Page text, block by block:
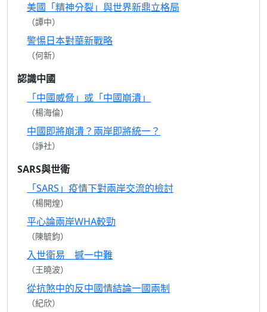
美國「精神分裂」與世界新鼎立格局
（譚中）
警惕日本對華新戰略
（何新）
認識中國
「中國威脅」或「中國崩潰」
（楊海倫）
中國即將崩潰？兩岸即將統一？
（諍社）
SARS與世衛
「SARS」疫情下對兩岸交流的檢討
（楊開煌）
平心論兩岸WHA較勁
（陳毓鈞）
入世衛易 撼一中難
（王曉波）
從抗煞中的反中國情結論一國兩制
（紀欣）